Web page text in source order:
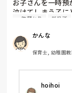
お子さんを一時預
泣けてしまう子に
えています。短
てください！
一時預かり 託児所
かんな
保育士, 幼稚園
hoihoi